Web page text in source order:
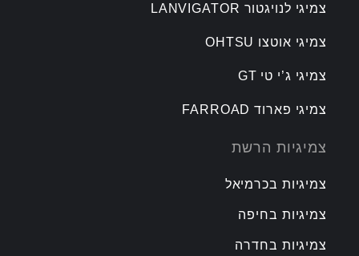
צמיגי לנויגטור LANVIGATOR
צמיגי אוטצו OHTSU
צמיגי ג’י טי GT
צמיגי פארוד FARROAD
צמיגיות הרשת
צמיגיות בכרמיאל
צמיגיות בחיפה
צמיגיות בחדרה